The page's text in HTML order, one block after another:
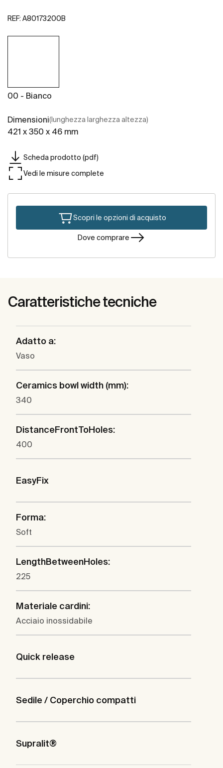
REF: A80173200B
00 - Bianco
Dimensioni(lunghezza larghezza altezza)
421 x 350 x 46 mm
Scheda prodotto (pdf)
Vedi le misure complete
Scopri le opzioni di acquisto
Dove comprare
Caratteristiche tecniche
Adatto a:
Vaso
Ceramics bowl width (mm):
340
DistanceFrontToHoles:
400
EasyFix
Forma:
Soft
LengthBetweenHoles:
225
Materiale cardini:
Acciaio inossidabile
Quick release
Sedile / Coperchio compatti
Supralit®